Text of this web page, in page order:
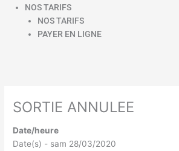
NOS TARIFS
NOS TARIFS
PAYER EN LIGNE
SORTIE ANNULEE
Date/heure
Date(s) - sam 28/03/2020